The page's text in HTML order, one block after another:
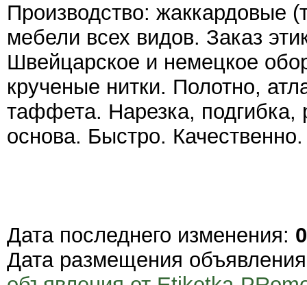
Производство: жаккардовые
мебели всех видов. Заказ
Швейцарское и немецкое
крученые нитки. Полотно,
таффета. Нарезка, подгибка,
основа. Быстро.
Дата последнего изменения:
Дата размещения